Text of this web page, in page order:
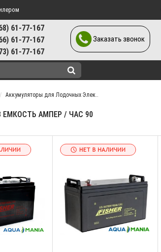
61-77-167
61-77-167
61-77-167
Заказать звонок
Аккумуляторы для Лодочных Элек..
АМПЕР / ЧАС 90